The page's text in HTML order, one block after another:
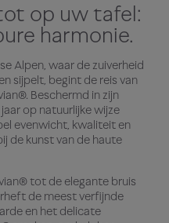
op uw tafel:
harmonie.
Alpen, waar de zuiverheid
sijpelt, begint de reis van
Beschermd in zijn
op natuurlijke wijze
evenwicht, kwaliteit en
de kunst van de haute
tot de elegante bruis
de meest verfijnde
en het delicate